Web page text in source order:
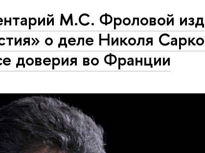
М.С. Фроловой
о деле Николя
доверия во Франции